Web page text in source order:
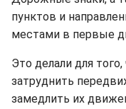
пунктов и
местами в первые
Это делали для
затруднить
замедлить их